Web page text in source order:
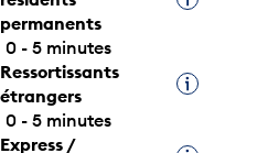
permanents
0 - 5 minutes
Ressortissants
étrangers
Infobulle
0 - 5 minutes
Express /